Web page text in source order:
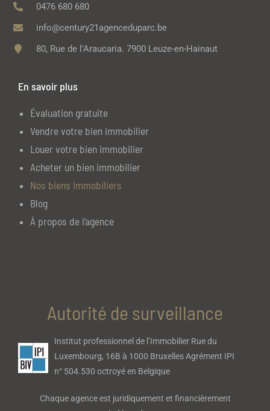
0476 680 680
info@century21agenceduparc.be
80, Rue de l'Araucaria. 7900 Leuze-en-Hainaut
En savoir plus
Évaluation gratuite
Vendre votre bien immobilier
Louer votre bien immobilier
Acheter un bien immobilier
Nos biens immobiliers
Blog
À propos de l’agence
Autorité de surveillance
Institut professionnel de l’Immobilier Rue du
Luxembourg, 16B à 1000 Bruxelles Agrément IPI
n° 504.530 octroyé en Belgique
Chaque agence est juridiquement et financièrement